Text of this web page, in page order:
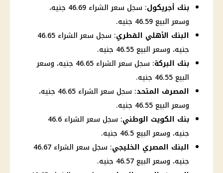
بنك أجريكول
: سجل سعر الشراء 46.69 جنيه،
وسعر البيع 46.59 جنيه.
البنك الأهلي القطري
: سجل سعر الشراء 46.65
جنيه، وسعر البيع 46.55 جنيه.
بنك البركة
: سجل سعر الشراء 46.65 جنيه، وسعر
البيع 46.55 جنيه.
المصرف المتحد
: سجل سعر الشراء 46.65 جنيه،
وسعر البيع 46.55 جنيه.
بنك الكويت الوطني
: سجل سعر الشراء 46.6
جنيه، وسعر البيع 46.5 جنيه.
البنك المصري الخليجي
: سجل سعر الشراء 46.67
جنيه، وسعر البيع 46.57 جنيه.